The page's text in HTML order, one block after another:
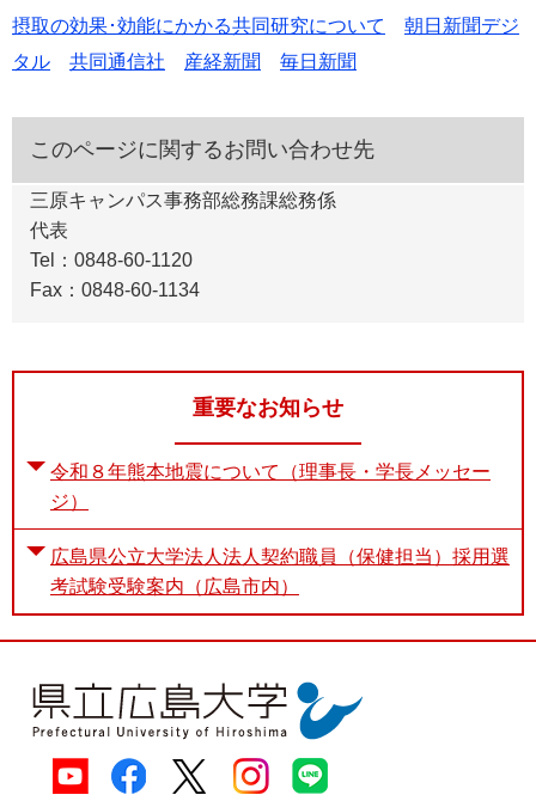
摂取の効果･効能にかかる共同研究について
朝日新聞デジ
タル
共同通信社 産経新聞 毎日新聞
このページに関するお問い合わせ先
三原キャンパス事務部総務課総務係
代表
Tel：0848-60-1120
Fax：0848-60-1134
重要なお知らせ
令和８年熊本地震について（理事長・学長メッセー
ジ）
広島県公立大学法人法人契約職員（保健担当）採用選
考試験受験案内（広島市内）